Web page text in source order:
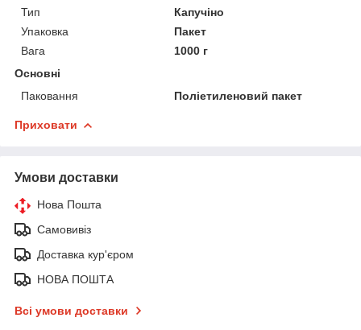
Тип
Капучіно
Упаковка
Пакет
Вага
1000 г
Основні
Паковання
Поліетиленовий пакет
Приховати
Умови доставки
Нова Пошта
Самовивіз
Доставка кур'єром
НОВА ПОШТА
Всі умови доставки